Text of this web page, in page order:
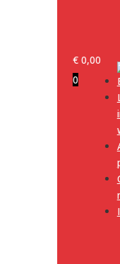
€ 0,00
0